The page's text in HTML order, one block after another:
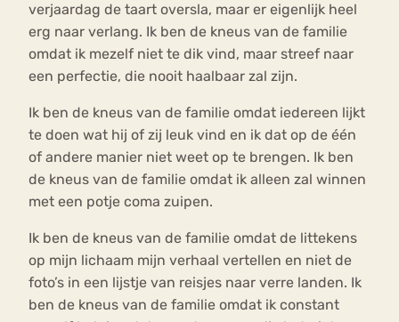
verjaardag de taart oversla, maar er eigenlijk heel
erg naar verlang. Ik ben de kneus van de familie
omdat ik mezelf niet te dik vind, maar streef naar
een perfectie, die nooit haalbaar zal zijn.
Ik ben de kneus van de familie omdat iedereen lijkt
te doen wat hij of zij leuk vind en ik dat op de één
of andere manier niet weet op te brengen. Ik ben
de kneus van de familie omdat ik alleen zal winnen
met een potje coma zuipen.
Ik ben de kneus van de familie omdat de littekens
op mijn lichaam mijn verhaal vertellen en niet de
foto’s in een lijstje van reisjes naar verre landen. Ik
ben de kneus van de familie omdat ik constant